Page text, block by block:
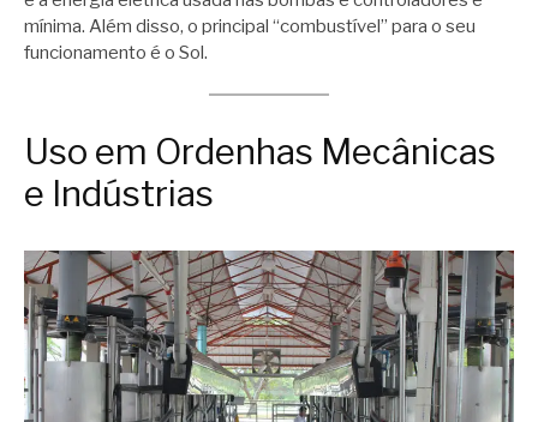
mínima. Além disso, o principal “combustível” para o seu
funcionamento é o Sol.
Uso em Ordenhas Mecânicas
e Indústrias